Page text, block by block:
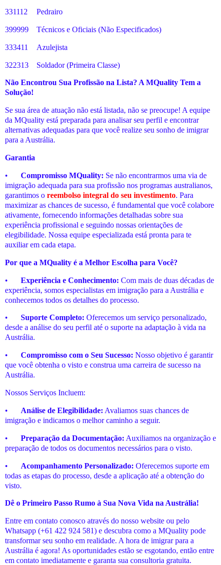
331112 Pedrairo
399999 Técnicos e Oficiais (Não Especificados)
333411 Azulejista
322313 Soldador (Primeira Classe)
Não Encontrou Sua Profissão na Lista? A MQuality Tem a
Solução!
Se sua área de atuação não está listada, não se preocupe! A equipe
da MQuality está preparada para analisar seu perfil e encontrar
alternativas adequadas para que você realize seu sonho de imigrar
para a Austrália.
Garantia
• Compromisso MQuality: Se não encontrarmos uma via de
imigração adequada para sua profissão nos programas australianos,
garantimos o reembolso integral do seu investimento. Para
maximizar as chances de sucesso, é fundamental que você colabore
ativamente, fornecendo informações detalhadas sobre sua
experiência profissional e seguindo nossas orientações de
elegibilidade. Nossa equipe especializada está pronta para te
auxiliar em cada etapa.
Por que a MQuality é a Melhor Escolha para Você?
• Experiência e Conhecimento: Com mais de duas décadas de
experiência, somos especialistas em imigração para a Austrália e
conhecemos todos os detalhes do processo.
• Suporte Completo: Oferecemos um serviço personalizado,
desde a análise do seu perfil até o suporte na adaptação à vida na
Austrália.
• Compromisso com o Seu Sucesso: Nosso objetivo é garantir
que você obtenha o visto e construa uma carreira de sucesso na
Austrália.
Nossos Serviços Incluem:
• Análise de Elegibilidade: Avaliamos suas chances de
imigração e indicamos o melhor caminho a seguir.
• Preparação da Documentação: Auxiliamos na organização e
preparação de todos os documentos necessários para o visto.
• Acompanhamento Personalizado: Oferecemos suporte em
todas as etapas do processo, desde a aplicação até a obtenção do
visto.
Dê o Primeiro Passo Rumo à Sua Nova Vida na Austrália!
Entre em contato conosco através do nosso website ou pelo
Whatsapp (+61 422 924 581) e descubra como a MQuality pode
transformar seu sonho em realidade. A hora de imigrar para a
Austrália é agora! As oportunidades estão se esgotando, então entre
em contato imediatamente e garanta sua consultoria gratuita.